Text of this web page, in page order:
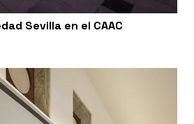
Sevilla en el CAAC